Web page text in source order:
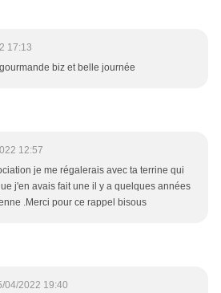
17:13
biz et belle journée
12:57
je me régalerais avec ta terrine qui
j'en avais fait une il y a quelques années
.Merci pour ce rappel bisous
04/2022 19:40